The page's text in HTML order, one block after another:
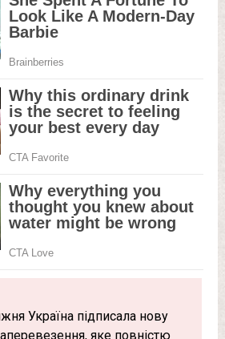
Україна підписала нову
яке повністю